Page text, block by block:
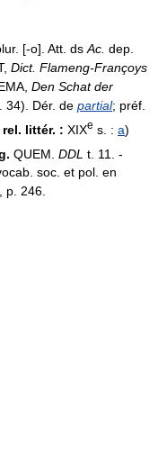
[-o]. Att. ds Ac. dep.
Dict. Flameng-Françoys
Den Schat der
34). Dér. de partial; préf.
rel. littér. : XIXe s. : a)
QUEM. DDL t. 11. -
soc. et pol. en
p. 246.